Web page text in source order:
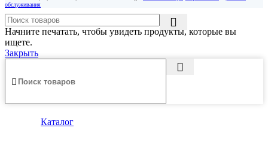
обслуживания
Начните печатать, чтобы увидеть продукты, которые вы
ищете.
Закрыть
Каталог